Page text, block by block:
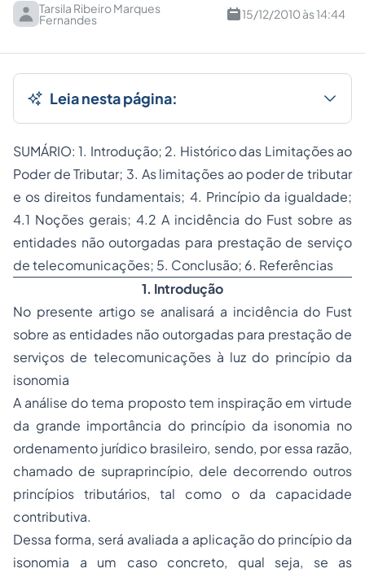
Tarsila Ribeiro Marques
Fernandes 15/12/2010 às 14:44
Leia nesta página:
SUMÁRIO: 1. Introdução; 2. Histórico das Limitações ao
Poder de Tributar; 3. As limitações ao poder de tributar
e os direitos fundamentais; 4. Princípio da igualdade;
4.1 Noções gerais; 4.2 A incidência do Fust sobre as
entidades não outorgadas para prestação de serviço
de telecomunicações; 5. Conclusão; 6. Referências
1. Introdução
No presente artigo se analisará a incidência do Fust
sobre as entidades não outorgadas para prestação de
serviços de telecomunicações à luz do princípio da
isonomia
A análise do tema proposto tem inspiração em virtude
da grande importância do princípio da isonomia no
ordenamento jurídico brasileiro, sendo, por essa razão,
chamado de supraprincípio, dele decorrendo outros
princípios tributários, tal como o da capacidade
contributiva.
Dessa forma, será avaliada a aplicação do princípio da
isonomia a um caso concreto, qual seja, se as